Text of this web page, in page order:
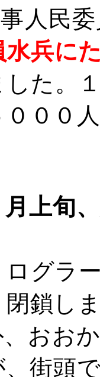
人民
兵に
た。
０００
月上旬
グラ
鎖し
おお
街頭